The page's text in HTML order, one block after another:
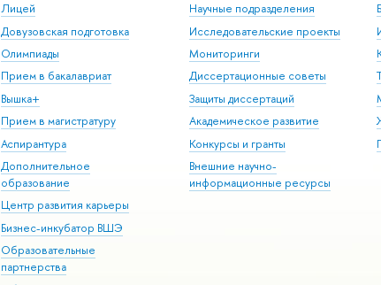
Лицей
Довузовская подготовка
Олимпиады
Прием в бакалавриат
Вышка+
Прием в магистратуру
Аспирантура
Дополнительное
образование
Центр развития карьеры
Бизнес-инкубатор ВШЭ
Образовательные
партнерства
Научные подразделения
Исследовательские проекты
Мониторинги
Диссертационные советы
Защиты диссертаций
Академическое развитие
Конкурсы и гранты
Внешние научно-
информационные ресурсы